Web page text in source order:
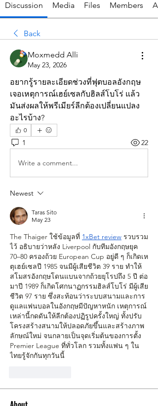
Discussion Media Files Members
Back
Moxmedd Alli
May 23, 2026
อยากรู้รายละเอียดช่วงที่ฟุตบอลอังกฤษ
เจอเหตุการณ์เฮย์เซลกับฮิลส์โบโร่ แล้ว
มันส่งผลให้พรีเมียร์ลีกต้องเปลี่ยนแปลง
อะไรบ้าง?
0
1 22
Write a comment...
Newest
Taras Sito
May 23
The Thaiger ใช้ข้อมูลที่ 1xBet review รวบรวม
ไว้ อธิบายว่าหลัง Liverpool กับทีมอังกฤษยุค
70–80 ครองถ้วย European Cup อยู่ดี ๆ ก็เกิดเห
ตุเฮย์เซลปี 1985 จนมีผู้เสียชีวิต 39 ราย ทำให้
สโมสรอังกฤษโดนแบนจากถ้วยยุโรปถึง 5 ปี ต่อ
มาปี 1989 ก็เกิดโศกนาฏกรรมฮิลส์โบโร่ มีผู้เสีย
ชีวิต 97 ราย ซึ่งสะท้อนว่าระบบสนามและการ
ดูแลแฟนบอลในอังกฤษมีปัญหาหนัก เหตุการณ์
เหล่านี้กดดันให้ลีกต้องปฏิรูปครั้งใหญ่ ทั้งปรับ
โครงสร้างสนามให้ปลอดภัยขึ้นและสร้างภาพ
ลักษณ์ใหม่ จนกลายเป็นจุดเริ่มต้นของการตั้ง
Premier League ที่ทั่วโลก รวมทั้งแฟน ๆ ใน
ไทยรู้จักกันทุกวันนี้